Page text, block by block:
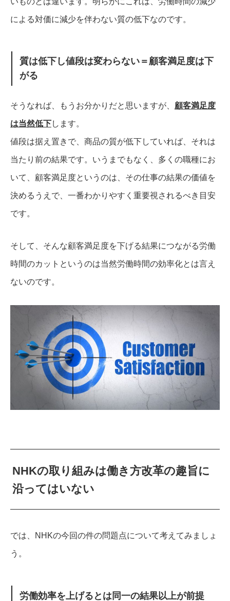
による対価に減少を伴わない質の低下なのです。
質は低下し値段は変わらない＝顧客満足度は下
がる
そうなれば、もうお分かりだと思いますが、 顧客満足度
は当然低下します。
値段は据え置きで、商品の質が低下していれば、それは
当たり前の結果です。 いうまでもなく、多くの職種にお
いて、顧客満足度というのは、その仕事の結果の価値を
決めるうえで、一番わかりやすく重要視されるべき目安
です。
そして、そんな顧客満足度を下げる結果につながる労働
時間のカットというのは当然労働時間の効率化とは言え
ないのです。
NHKの取り組みは働き方改革の趣旨に
沿ってはいない
では、NHKの今回の件の問題点について考えてみましょ
う。
労働効率を上げるとは同一の結果以上が前提